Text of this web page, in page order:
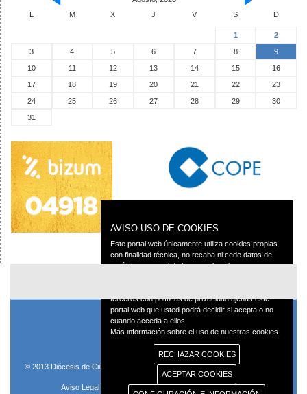
L
M X J V S D
1
2
3
4 5 6 7 8
9
10
11 12 13 14 15
16
17
18 19 20 21 22
23
24
25 26 27 28 29
30
31
© 2013 Diócesis de Ciudad Real C/Caballeros 5, 13001 Ciudad Real - Tlf.:926
250 25 0 - Fax.: 926 251 258
Aviso Legal
Política de Privacidad Política de Cookies
AVISO USO DE COOKIES
Este portal web únicamente utiliza cookies propias
con finalidad técnica, no recaba ni cede datos de
carácter personal de los usuarios sin su
terceros con políticas de privacidad ajenas este
portal web que usted podrá decidir si acepta o no
cuando acceda a ellos.
Más información sobre el uso de nuestras cookies.
RECHAZAR COOKIES
ACEPTAR COOKIES